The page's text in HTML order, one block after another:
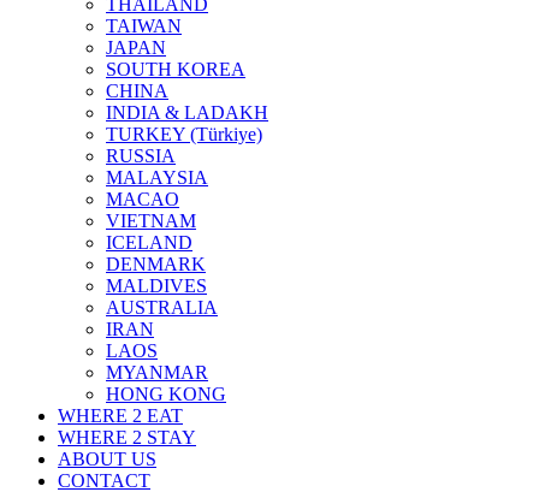
THAILAND
TAIWAN
JAPAN
SOUTH KOREA
CHINA
INDIA & LADAKH
TURKEY (Türkiye)
RUSSIA
MALAYSIA
MACAO
VIETNAM
ICELAND
DENMARK
MALDIVES
AUSTRALIA
IRAN
LAOS
MYANMAR
HONG KONG
WHERE 2 EAT
WHERE 2 STAY
ABOUT US
CONTACT